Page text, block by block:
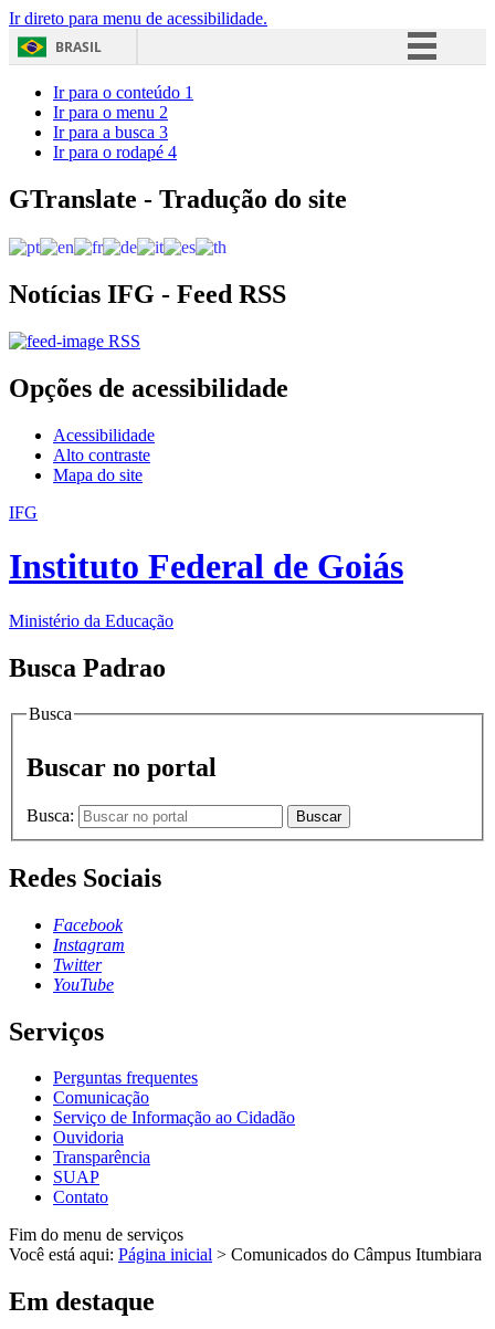
Ir direto para menu de acessibilidade.
BRASIL
Acesso à informação
Ir para o conteúdo 1
Ir para o menu 2
Ir para a busca 3
Ir para o rodapé 4
GTranslate - Tradução do site
Notícias IFG - Feed RSS
RSS
Opções de acessibilidade
Acessibilidade
Alto contraste
Mapa do site
IFG
Instituto Federal de Goiás
Ministério da Educação
Busca Padrao
Busca
Buscar no portal
Busca: Buscar
Redes Sociais
Facebook
Instagram
Twitter
YouTube
Serviços
Perguntas frequentes
Comunicação
Serviço de Informação ao Cidadão
Ouvidoria
Transparência
SUAP
Contato
Fim do menu de serviços
Você está aqui: Página inicial > Comunicados do Câmpus Itumbiara
Em destaque